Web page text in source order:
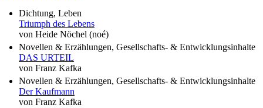
Dichtung, Leben
Triumph des Lebens
von Heide Nöchel (noé)
Novellen & Erzählungen, Gesellschafts- & Entwicklungsinhalte
DAS URTEIL
von Franz Kafka
Novellen & Erzählungen, Gesellschafts- & Entwicklungsinhalte
Der Kaufmann
von Franz Kafka